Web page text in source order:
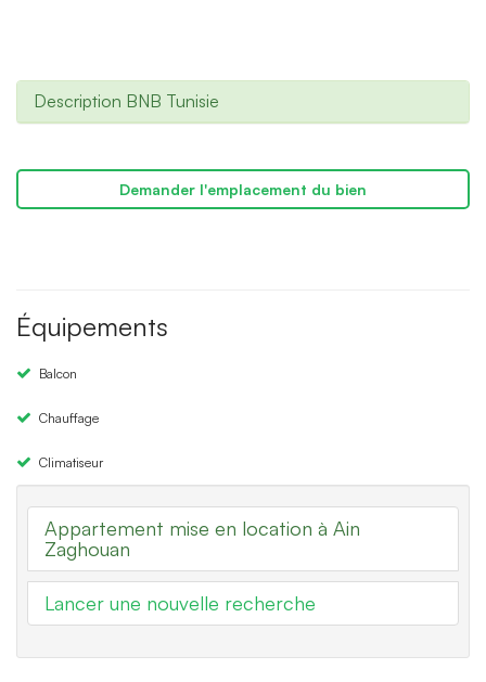
Description BNB Tunisie
Demander l'emplacement du bien
Équipements
Balcon
Chauffage
Climatiseur
Appartement mise en location à Ain
Zaghouan
Lancer une nouvelle recherche